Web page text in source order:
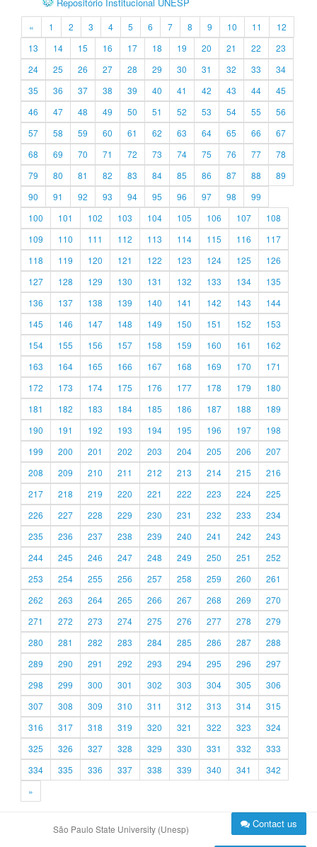
« 1 2 3 4 5 6 7 8 9 10 11
12
13
14 15 16 17 18 19 20 21 22
23
24
25 26 27 28 29 30 31 32 33
34
35
36 37 38 39 40 41 42 43 44
45
46
47 48 49 50 51 52 53 54 55
56
57
58 59 60 61 62 63 64 65 66
67
68
69 70 71 72 73 74 75 76 77
78
79
80 81 82 83 84 85 86 87 88
89
90
91 92 93 94 95 96 97 98
99
100
101 102 103 104 105 106 107
108
109
110 111 112 113 114 115 116
117
118
119 120 121 122 123 124 125
126
127
128 129 130 131 132 133 134
135
136
137 138 139 140 141 142 143
144
145
146 147 148 149 150 151 152
153
154
155 156 157 158 159 160 161
162
163
164 165 166 167 168 169 170
171
172
173 174 175 176 177 178 179
180
181
182 183 184 185 186 187 188
189
190
191 192 193 194 195 196 197
198
199
200 201 202 203 204 205 206
207
208
209 210 211 212 213 214 215
216
217
218 219 220 221 222 223 224
225
226
227 228 229 230 231 232 233
234
235
236 237 238 239 240 241 242
243
244
245 246 247 248 249 250 251
252
253
254 255 256 257 258 259 260
261
262
263 264 265 266 267 268 269
270
271
272 273 274 275 276 277 278
279
280
281 282 283 284 285 286 287
288
289
290 291 292 293 294 295 296
297
298
299 300 301 302 303 304 305
306
307
308 309 310 311 312 313 314
315
316
317 318 319 320 321 322 323
324
325
326 327 328 329 330 331 332
333
334
335 336 337 338 339 340 341
342
»
São Paulo State University (Unesp) Contact us